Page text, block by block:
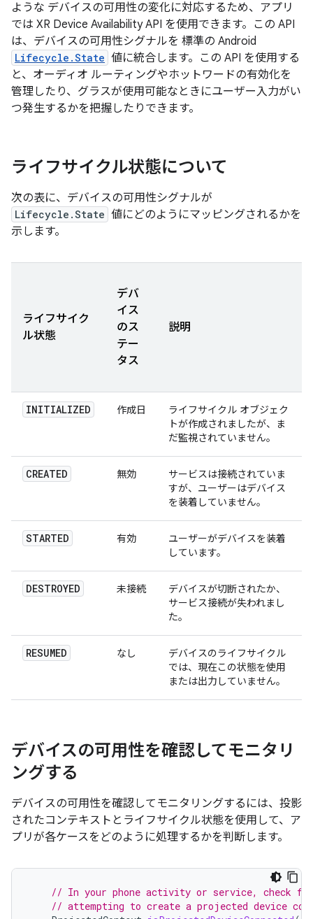
ような デバイスの可用性の変化に対応するため、アプリ
では XR Device Availability API を使用できます。この API
は、デバイスの可用性シグナルを 標準の Android
Lifecycle.State 値に統合します。この API を使用する
と、オーディオ ルーティングやホットワードの有効化を
管理したり、グラスが使用可能なときにユーザー入力がい
つ発生するかを把握したりできます。
ライフサイクル状態について
次の表に、デバイスの可用性シグナルが
Lifecycle.State 値にどのようにマッピングされるかを
示します。
ライフサイク
ル状態
デバ
イス
のス
テー
タス
説明
INITIALIZED 作成日
ライフサイクル オブジェク
トが作成されましたが、ま
だ監視されていません。
CREATED 無効
サービスは接続されていま
すが、ユーザーはデバイス
を装着していません。
STARTED 有効
ユーザーがデバイスを装着
しています。
DESTROYED 未接続
デバイスが切断されたか、
サービス接続が失われまし
た。
RESUMED なし
デバイスのライフサイクル
では、現在この状態を使用
または出力していません。
デバイスの可用性を確認してモニタリ
ングする
デバイスの可用性を確認してモニタリングするには、投影
されたコンテキストとライフサイクル状態を使用して、ア
プリが各ケースをどのように処理するかを判断します。
// In your phone activity or service, check
// attempting to create a projected device